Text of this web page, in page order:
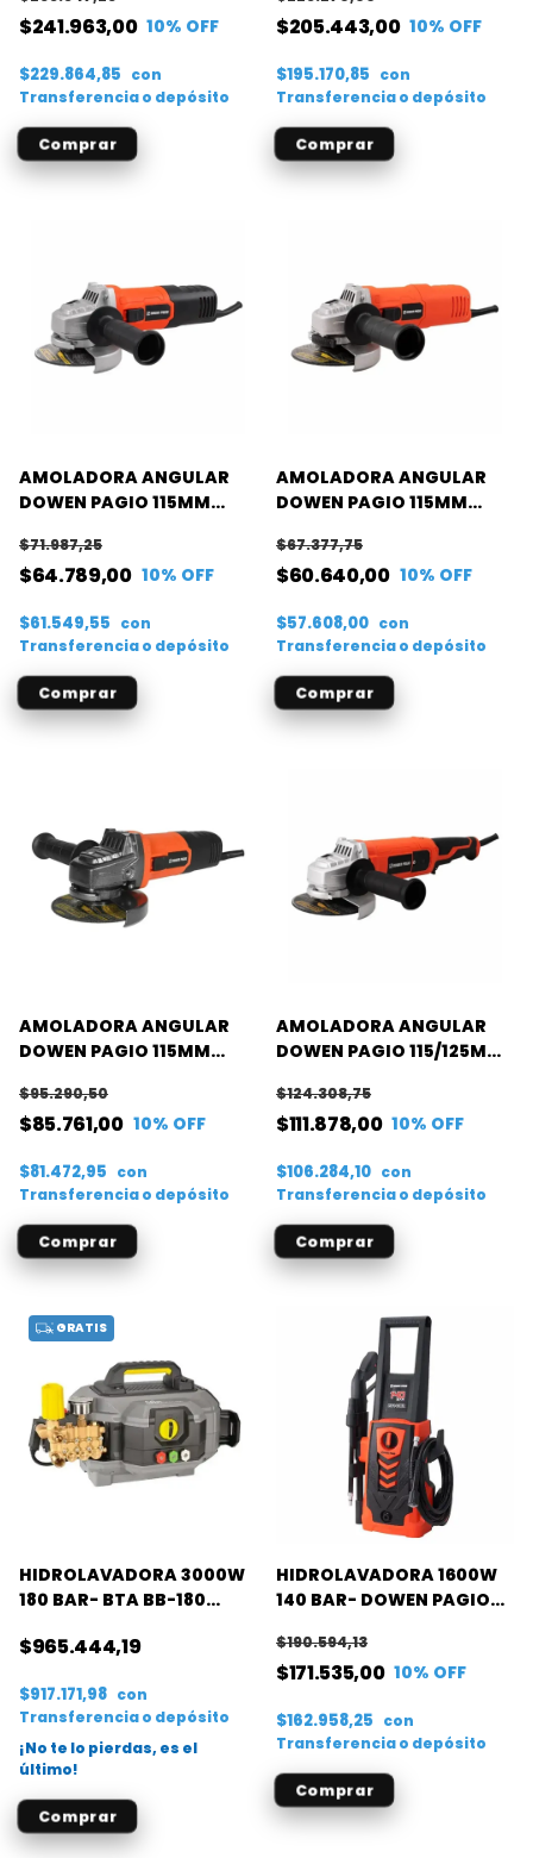
$241.963,00 10% OFF
$229.864,85 con
Transferencia o depósito
$205.443,00 10% OFF
$195.170,85 con
Transferencia o depósito
AMOLADORA ANGULAR
DOWEN PAGIO 115MM
$64.789,00
$71.987,25
10% OFF
$61.549,55 con
Transferencia o depósito
AMOLADORA ANGULAR
DOWEN PAGIO 115MM
$60.640,00
$67.377,75
10% OFF
$57.608,00 con
Transferencia o depósito
AMOLADORA ANGULAR
DOWEN PAGIO 115MM
$85.761,00
$95.290,50
10% OFF
$81.472,95 con
Transferencia o depósito
AMOLADORA ANGULAR
DOWEN PAGIO 115/125MM
$111.878,00
$124.308,75
10% OFF
$106.284,10 con
Transferencia o depósito
GRATIS
HIDROLAVADORA 3000W
180 BAR- BTA BB-180
$965.444,19
$917.171,98 con
Transferencia o depósito
¡No te lo pierdas, es el
último!
HIDROLAVADORA 1600W
140 BAR- DOWEN PAGIO
$171.535,00
$190.594,13
10% OFF
$162.958,25 con
Transferencia o depósito